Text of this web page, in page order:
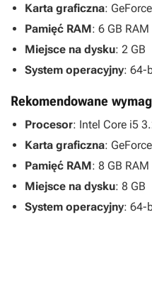
Karta graficzna:
Pamięć RAM: 6 GB RAM
Miejsce na dysku: 2 GB
System operacyjny: 64-
Rekomendowane
Procesor: Intel Core i5
Karta graficzna:
Pamięć RAM: 8 GB RAM
Miejsce na dysku: 8 GB
System operacyjny: 64-